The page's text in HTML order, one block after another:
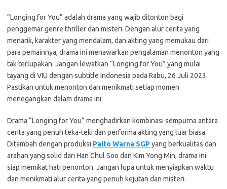
“Longing for You” adalah drama yang wajib ditonton bagi
penggemar genre thriller dan misteri. Dengan alur cerita yang
menarik, karakter yang mendalam, dan akting yang memukau dari
para pemainnya, drama ini menawarkan pengalaman menonton yang
tak terlupakan. Jangan lewatkan “Longing for You” yang mulai
tayang di VIU dengan subtitle Indonesia pada Rabu, 26 Juli 2023.
Pastikan untuk menonton dan menikmati setiap momen
menegangkan dalam drama ini.
Drama “Longing for You” menghadirkan kombinasi sempurna antara
cerita yang penuh teka-teki dan performa akting yang luar biasa.
Ditambah dengan produksi Paito Warna SGPyang berkualitas dan
arahan yang solid dari Han Chul Soo dan Kim Yong Min, drama ini
siap memikat hati penonton. Jangan lupa untuk menyiapkan waktu
dan menikmati alur cerita yang penuh kejutan dan misteri.